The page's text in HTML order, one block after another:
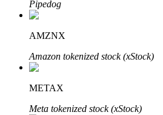
Investasi Otomatis
Pipedog
AMZNX
Amazon tokenized stock (xStock)
METAX
Meta tokenized stock (xStock)